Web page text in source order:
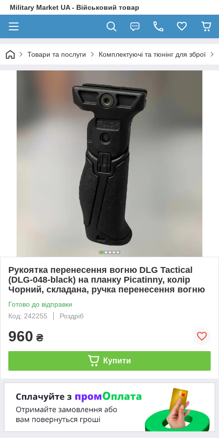
Military Market UA - Військовий товар
Товари та послуги Комплектуючі та тюнінг для зброї
Рукоятка перенесення вогню DLG Tactical
(DLG-048-black) на планку Picatinny, колір
Чорний, складана, ручка перенесення вогню
Готово до відправки
Код: 242255
Роздріб
960 ₴
Купити